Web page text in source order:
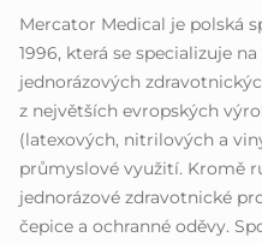
Mercator Medical je polská
1996, která se specializuje
jednorázových
z největších evropských
(latexových, nitrilových a
průmyslové využití. Kromě
jednorázové zdravotnické
čepice a ochranné oděvy.